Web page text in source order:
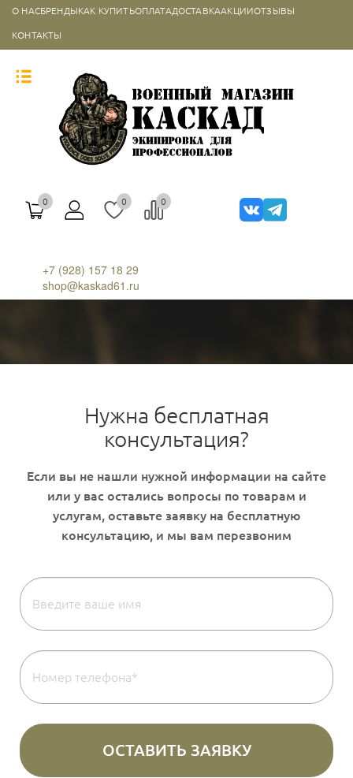
О НАСБРЕНДЫКАК КУПИТЬОПЛАТАДОСТАВКААКЦИИОТЗЫВЫ
КОНТАКТЫ
0 0 0
+7 (928) 157 18 29
shop@kaskad61.ru
Нужна бесплатная
консультация?